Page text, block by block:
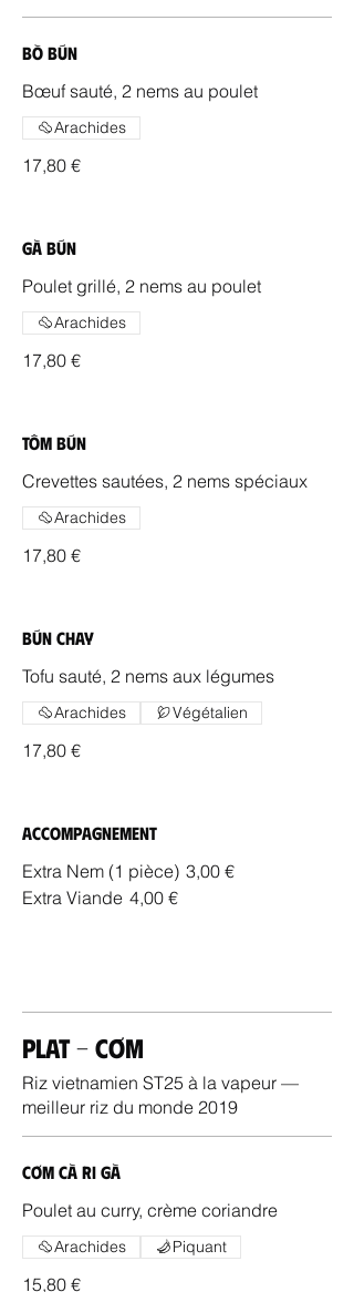
Bò Bún
Bœuf sauté, 2 nems au poulet
17,80 €
Arachides
Gà Bún
Poulet grillé, 2 nems au poulet
17,80 €
Arachides
Tôm Bún
Crevettes sautées, 2 nems spéciaux
17,80 €
Arachides
Bún Chay
Tofu sauté, 2 nems aux légumes
17,80 €
Arachides Végétalien
Accompagnement
Extra Nem (1 pièce) 3,00 €
Extra Viande 4,00 €
Plat - Cơm
Riz vietnamien ST25 à la vapeur —
meilleur riz du monde 2019
Cơm Cà Ri Gà
Poulet au curry, crème coriandre
15,80 €
Arachides Piquant